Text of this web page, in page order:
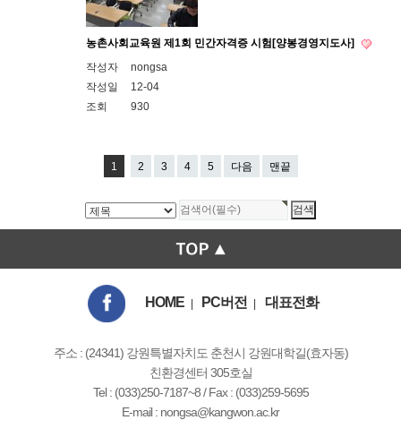
농촌사회교육원 제1회 민간자격증 시험[양봉경영지도사]
작성자
nongsa
작성일
12-04
조회
930
1 2 3 4 5 다음 맨끝
HOME PC버전 대표전화
주소 : (24341) 강원특별자치도 춘천시 강원대학길(효자동)
친환경센터 305호실
Tel : (033)250-7187~8 / Fax : (033)259-5695
E-mail : nongsa@kangwon.ac.kr